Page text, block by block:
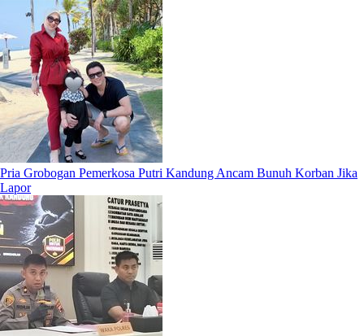
Pria Grobogan Pemerkosa Putri Kandung Ancam Bunuh Korban Jika
Lapor